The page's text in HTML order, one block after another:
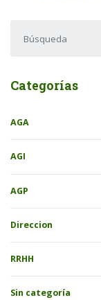
Categorías
AGA
AGI
AGP
Direccion
RRHH
Sin categoría